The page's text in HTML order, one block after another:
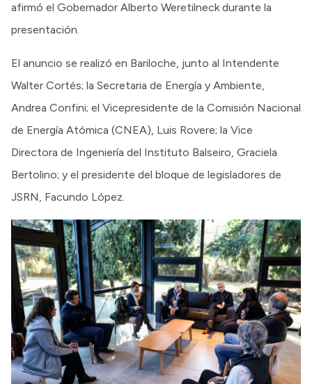
afirmó el Gobernador Alberto Weretilneck durante la
presentación.
El anuncio se realizó en Bariloche, junto al Intendente
Walter Cortés; la Secretaria de Energía y Ambiente,
Andrea Confini; el Vicepresidente de la Comisión Nacional
de Energía Atómica (CNEA), Luis Rovere; la Vice
Directora de Ingeniería del Instituto Balseiro, Graciela
Bertolino; y el presidente del bloque de legisladores de
JSRN, Facundo López.